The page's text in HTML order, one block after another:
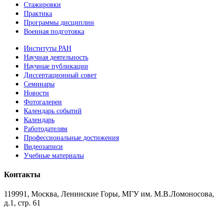
Стажировки
Практика
Программы дисциплин
Военная подготовка
Институты РАН
Научная деятельность
Научные публикации
Диссертационный совет
Семинары
Новости
Фотогалереи
Календарь событий
Календарь
Работодателям
Профессиональные достижения
Видеозаписи
Учебные материалы
Контакты
119991, Москва, Ленинские Горы, МГУ им. М.В.Ломоносова,
д.1, стр. 61